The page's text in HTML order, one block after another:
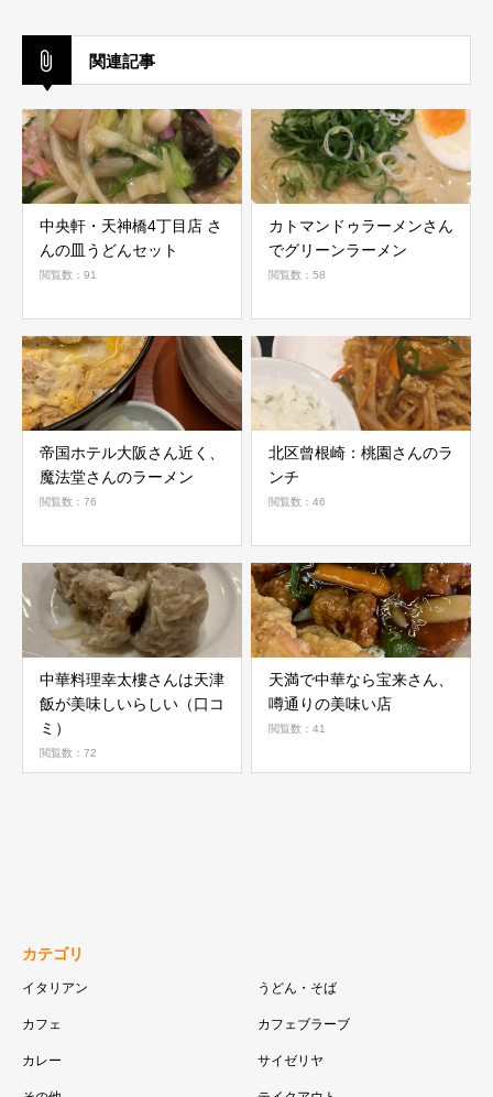
関連記事
中央軒・天神橋4丁目店 さ
んの皿うどんセット
閲覧数：91
カトマンドゥラーメンさん
でグリーンラーメン
閲覧数：58
帝国ホテル大阪さん近く、
魔法堂さんのラーメン
閲覧数：76
北区曾根崎：桃園さんのラ
ンチ
閲覧数：46
中華料理幸太樓さんは天津
飯が美味しいらしい（口コ
ミ）
閲覧数：72
天満で中華なら宝来さん、
噂通りの美味い店
閲覧数：41
カテゴリ
イタリアン うどん・そば
カフェ カフェブラーブ
カレー サイゼリヤ